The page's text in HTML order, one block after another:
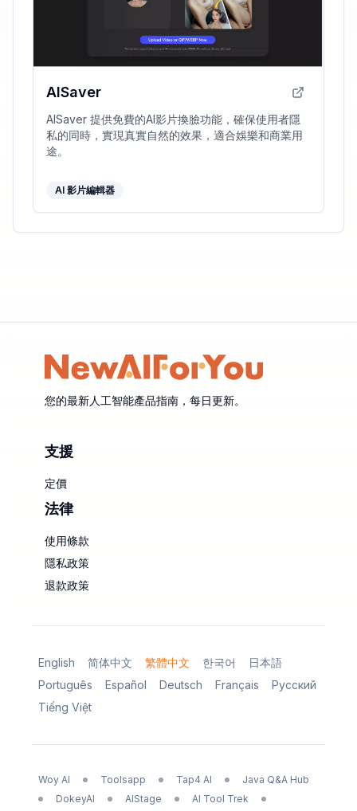
AISaver
AISaver 提供免費的AI影片換臉功能，確保使用者隱
私的同時，實現真實自然的效果，適合娛樂和商業用
途。
AI 影片編輯器
您的最新人工智能產品指南，每日更新。
支援
定價
法律
使用條款
隱私政策
退款政策
English 简体中文 繁體中文 한국어
日本語
Português
Español Deutsch Français
Русский
Tiếng Việt
Woy AI Toolsapp Tap4 AI
Java Q&A Hub
DokeyAI
AIStage AI Tool Trek